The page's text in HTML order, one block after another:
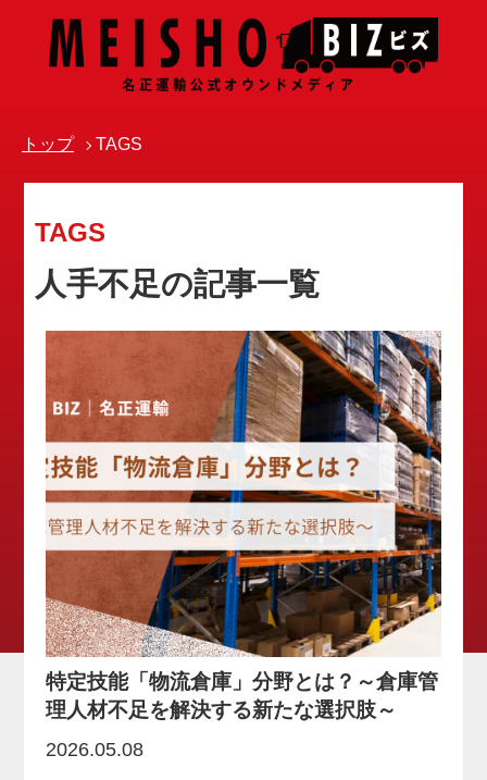
トップ TAGS
TAGS
人手不足の記事一覧
特定技能「物流倉庫」分野とは？～倉庫管
理人材不足を解決する新たな選択肢～
2026.05.08